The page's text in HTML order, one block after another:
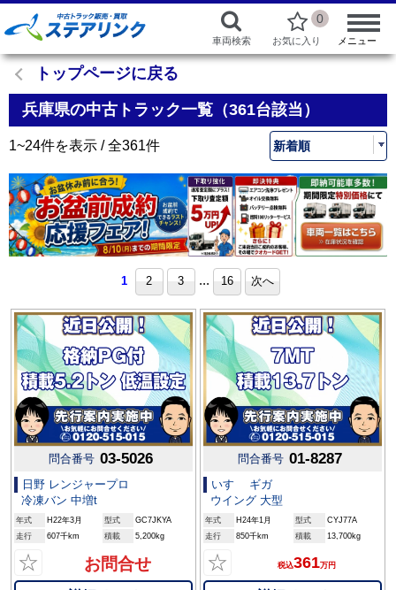
車両検索
0
お気に入り メニュー
トップページに戻る
兵庫県の中古トラック一覧（361台該当）
1~24件を表示 / 全361件
1 2 3 ... 16 次へ
問合番号 03-5026
日野 レンジャープロ
冷凍バン 中増t
年式 H22年3月 型式
GC7JKYA
走行
607千km 積載 5,200kg
☆ お問合せ
問合番号 01-8287
いすゞ ギガ
ウイング 大型
年式 H24年1月 型式
CYJ77A
走行
850千km 積載 13,700kg
☆ 税込361万円